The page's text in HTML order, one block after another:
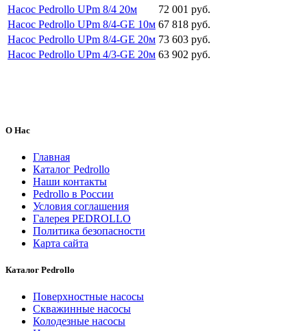
Насос Pedrollo UPm 8/4 20м
72 001 руб.
Насос Pedrollo UPm 8/4-GE 10м 67 818 руб.
Насос Pedrollo UPm 8/4-GE 20м 73 603 руб.
Насос Pedrollo UPm 4/3-GE 20м 63 902 руб.
О Нас
Главная
Каталог Pedrollo
Наши контакты
Pedrollo в России
Условия соглашения
Галерея PEDROLLO
Политика безопасности
Карта сайта
Каталог Pedrollo
Поверхностные насосы
Скважинные насосы
Колодезные насосы